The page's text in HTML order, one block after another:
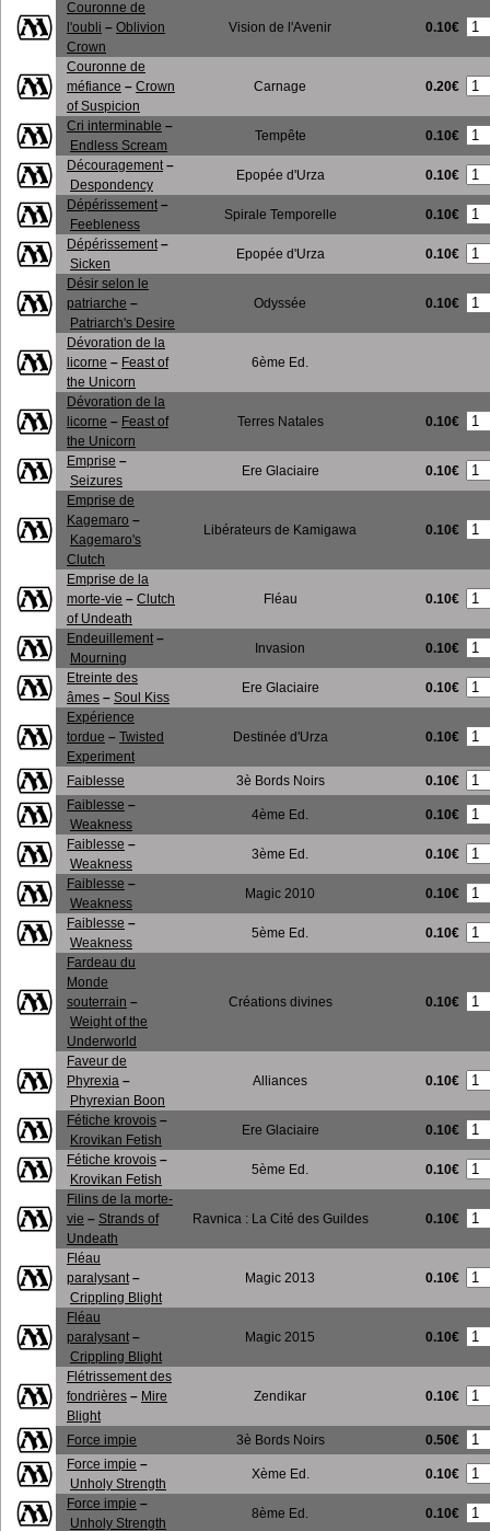
Couronne de
l'oubli – Oblivion
Crown
Vision de l'Avenir 0.10€
Couronne de
méfiance – Crown
of Suspicion
Carnage 0.20€
Cri interminable –
Endless Scream
Tempête 0.10€
Découragement –
Despondency
Epopée d'Urza 0.10€
Dépérissement –
Feebleness
Spirale Temporelle 0.10€
Dépérissement –
Sicken
Epopée d'Urza 0.10€
Désir selon le
patriarche –
Patriarch's Desire
Odyssée 0.10€
Dévoration de la
licorne – Feast of
the Unicorn
6ème Ed.
Dévoration de la
licorne – Feast of
the Unicorn
Terres Natales 0.10€
Emprise –
Seizures
Ere Glaciaire 0.10€
Emprise de
Kagemaro –
Kagemaro's
Clutch
Libérateurs de Kamigawa 0.10€
Emprise de la
morte-vie – Clutch
of Undeath
Fléau 0.10€
Endeuillement –
Mourning
Invasion 0.10€
Etreinte des
âmes – Soul Kiss
Ere Glaciaire 0.10€
Expérience
tordue – Twisted
Experiment
Destinée d'Urza 0.10€
Faiblesse 3è Bords Noirs
0.10€
Faiblesse –
Weakness
4ème Ed. 0.10€
Faiblesse –
Weakness
3ème Ed. 0.10€
Faiblesse –
Weakness
Magic 2010 0.10€
Faiblesse –
Weakness
5ème Ed. 0.10€
Fardeau du
Monde
souterrain –
Weight of the
Underworld
Créations divines 0.10€
Faveur de
Phyrexia –
Phyrexian Boon
Alliances 0.10€
Fétiche krovois –
Krovikan Fetish
Ere Glaciaire 0.10€
Fétiche krovois –
Krovikan Fetish
5ème Ed. 0.10€
Filins de la morte-
vie – Strands of
Undeath
Ravnica : La Cité des Guildes 0.10€
Fléau
paralysant –
Crippling Blight
Magic 2013 0.10€
Fléau
paralysant –
Crippling Blight
Magic 2015 0.10€
Flétrissement des
fondrières – Mire
Blight
Zendikar 0.10€
Force impie 3è Bords Noirs
0.50€
Force impie –
Unholy Strength
Xème Ed. 0.10€
Force impie –
Unholy Strength
8ème Ed. 0.10€